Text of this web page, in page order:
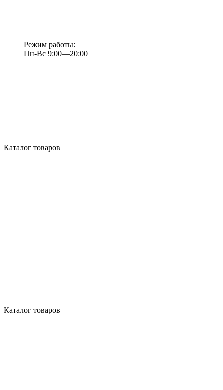
Режим работы:
Пн-Вс 9:00—20:00
Каталог товаров
Каталог товаров